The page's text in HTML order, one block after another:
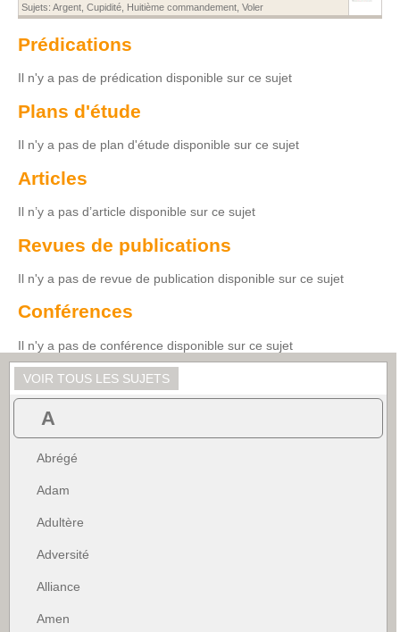
Sujets: Argent Cupidité Huitième commandement Voler
Prédications
Il n'y a pas de prédication disponible sur ce sujet
Plans d'étude
Il n'y a pas de plan d'étude disponible sur ce sujet
Articles
Il n’y a pas d’article disponible sur ce sujet
Revues de publications
Il n'y a pas de revue de publication disponible sur ce sujet
Conférences
Il n'y a pas de conférence disponible sur ce sujet
VOIR TOUS LES SUJETS
A
Abrégé
Adam
Adultère
Adversité
Alliance
Amen